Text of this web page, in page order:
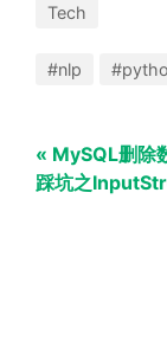
Tech
#nlp
« MySQL删除
踩坑之